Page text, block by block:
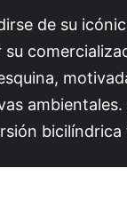
de su
su